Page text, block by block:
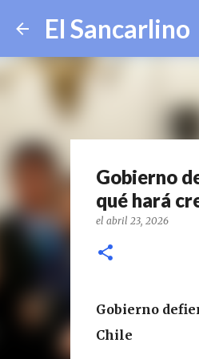
El Sancarlino
Gobierno
qué hará
el abril 23, 2026
Gobierno
Chile